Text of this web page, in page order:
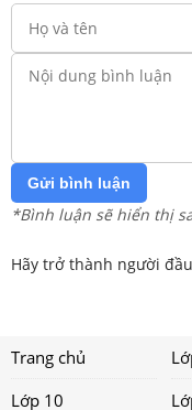
Gửi bình luận
*Bình luận sẽ hiển thị
Hãy trở thành người
Trang chủ
Lớp 10